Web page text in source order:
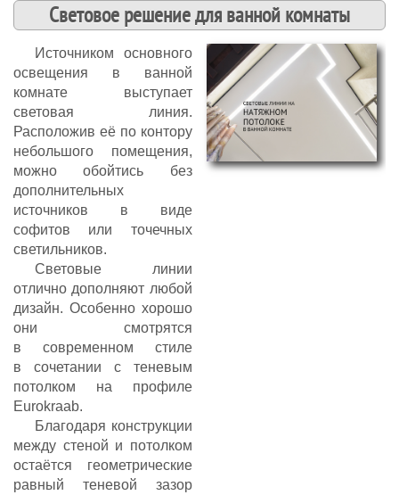
Световое решение для ванной комнаты
Источником основного
освещения в ванной
комнате выступает
световая линия.
Расположив её по контору
небольшого помещения,
можно обойтись без
дополнительных
источников в виде
софитов или точечных
светильников.
Световые линии
отлично дополняют любой
дизайн. Особенно хорошо
они смотрятся
в современном стиле
в сочетании с теневым
потолком на профиле
Eurokraab.
Благодаря конструкции
между стеной и потолком
остаётся геометрические
равный теневой зазор